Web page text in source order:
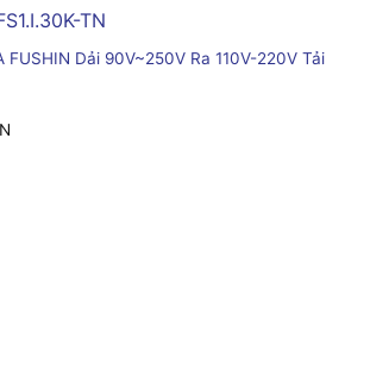
FUSHIN Dải 90V~250V Ra 110V-220V Tải